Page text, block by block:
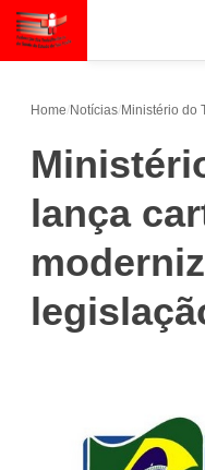
Home/Notícias/
lança